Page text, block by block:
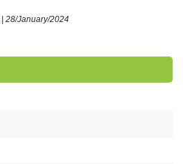
28/January/2024